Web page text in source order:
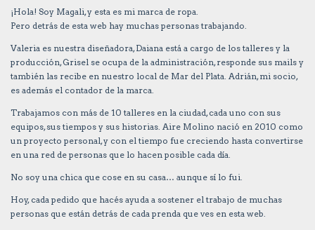
¡Hola! Soy Magali, y esta es mi marca de ropa.
Pero detrás de esta web hay muchas personas trabajando.
Valeria es nuestra diseñadora, Daiana está a cargo de los talleres y la
producción, Grisel se ocupa de la administración, responde sus mails y
también las recibe en nuestro local de Mar del Plata. Adrián, mi socio,
es además el contador de la marca.
Trabajamos con más de 10 talleres en la ciudad, cada uno con sus
equipos, sus tiempos y sus historias. Aire Molino nació en 2010 como
un proyecto personal, y con el tiempo fue creciendo hasta convertirse
en una red de personas que lo hacen posible cada día.
No soy una chica que cose en su casa… aunque sí lo fui.
Hoy, cada pedido que hacés ayuda a sostener el trabajo de muchas
personas que están detrás de cada prenda que ves en esta web.